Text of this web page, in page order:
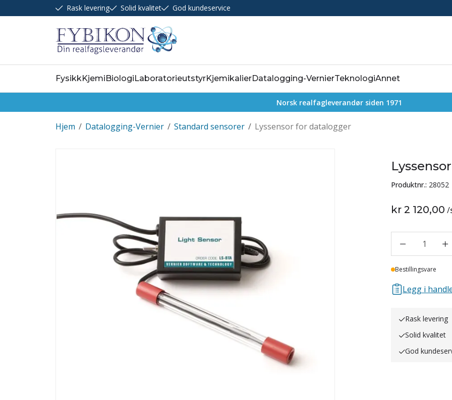
Rask levering Solid kvalitet God kundeservice
FysikkKjemiBiologiLaboratorieutstyrKjemikalierDatalogging-VernierTeknologiAnnet
Norsk realfagleverandør siden 1971
/
Hjem /
Datalogging-Vernier /
Standard sensorer Lyssensor for datalogger
Produktnr.: 28052
kr 2 120,00 /
1
Lager
Bestillingsvare
Legg i
Rask levering
Solid kvalitet
God